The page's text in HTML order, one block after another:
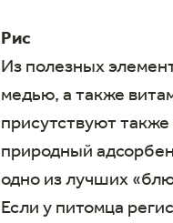
Рис
Из полезных
медью, а также
присутствуют
природный
одно из лучших
Если у питомца